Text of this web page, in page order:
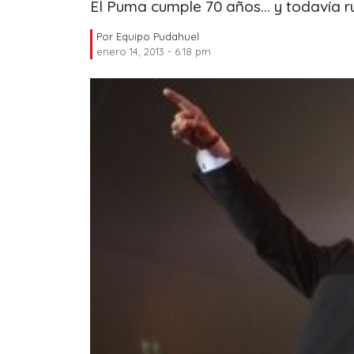
El Puma cumple 70 años... y todavía
Por Equipo Pudahuel
enero 14, 2013 - 6:18 pm